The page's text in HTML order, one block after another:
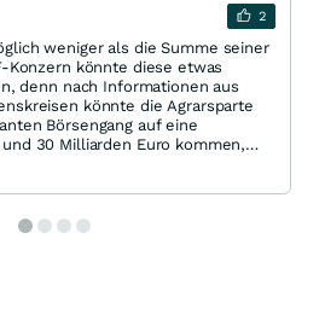
2
weniger als die Summe seiner
Konzern könnte diese etwas
denn nach Informationen aus
könnte die Agrarsparte
Börsengang auf eine
30 Milliarden Euro kommen,
der-agrarsparte-mega-